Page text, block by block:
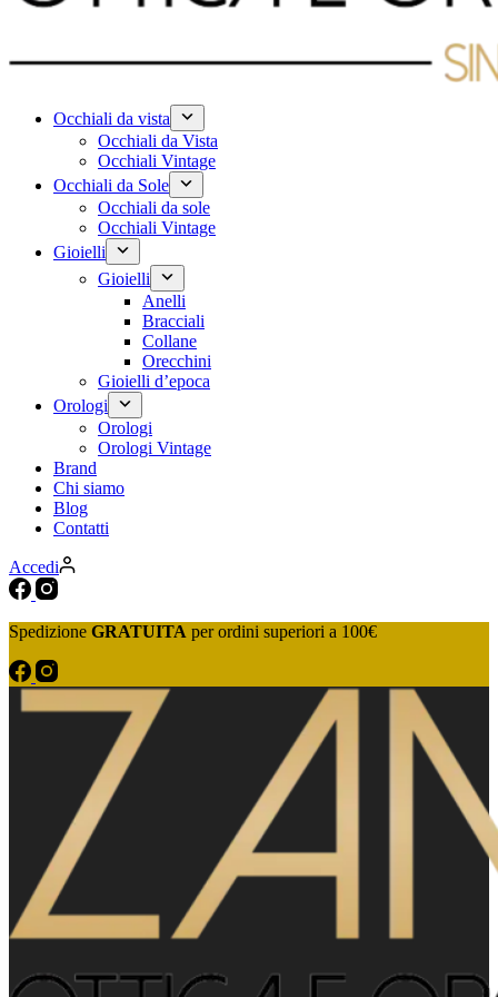
Occhiali da vista
Occhiali da Vista
Occhiali Vintage
Occhiali da Sole
Occhiali da sole
Occhiali Vintage
Gioielli
Gioielli
Anelli
Bracciali
Collane
Orecchini
Gioielli d’epoca
Orologi
Orologi
Orologi Vintage
Brand
Chi siamo
Blog
Contatti
Accedi
Spedizione GRATUITA per ordini superiori a 100€